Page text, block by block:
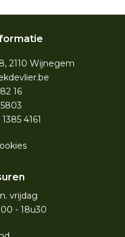
2110 Wijnegem
16
4161
vrijdag
- 18u30